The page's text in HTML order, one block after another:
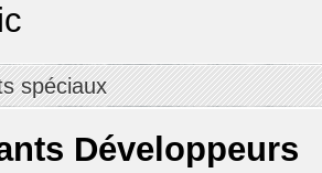
spéciaux
Développeurs